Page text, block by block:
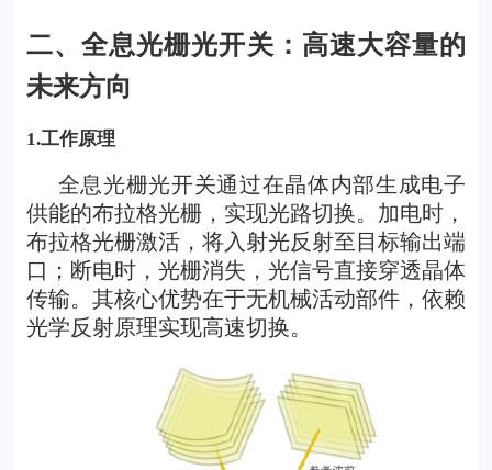
二、全息光栅光开关：高速大容量的
未来方向
1.工作原理
全息光栅光开关通过在晶体内部生成电子
供能的布拉格光栅，实现光路切换。加电时，
布拉格光栅激活，将入射光反射至目标输出端
口；断电时，光栅消失，光信号直接穿透晶体
传输。其核心优势在于无机械活动部件，依赖
光学反射原理实现高速切换。